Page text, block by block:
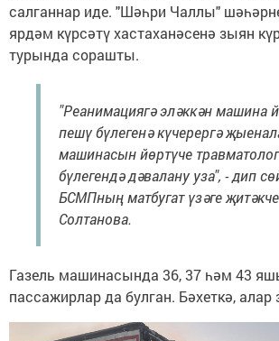
салганнар иде. "Шәһри Чаллы"
ярдәм күрсәтү хастаханәсенә зыян
турында сорашты.
"Реанимациягә эләккән машина
пешү бүлегенә күчерергә
машинасын йөртүче
бүлегендә дәвалану уза", - дип
БСМПның матбугат үзәге
Солтанова.
Газель машинасында 36, 37 һәм 43
пассажирлар да булган. Бәхеткә, алар